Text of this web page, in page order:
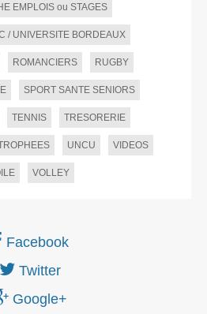
EMPLOIS ou STAGES
/ UNIVERSITE BORDEAUX
ROMANCIERS RUGBY
SPORT SANTE SENIORS
TENNIS TRESORERIE
UNCU VIDEOS
VOLLEY
Facebook
Twitter
Google+